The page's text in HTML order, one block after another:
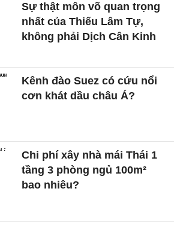
Sự thật môn võ quan trọng
nhất của Thiếu Lâm Tự,
không phải Dịch Cân Kinh
Kênh đào Suez có cứu nổi
cơn khát dầu châu Á?
Chi phí xây nhà mái Thái 1
tầng 3 phòng ngủ 100m²
bao nhiêu?